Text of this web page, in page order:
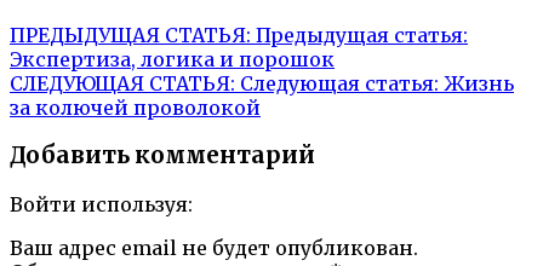
ПРЕДЫДУЩАЯ СТАТЬЯ: Предыдущая статья:
Экспертиза, логика и порошок
СЛЕДУЮЩАЯ СТАТЬЯ: Следующая статья: Жизнь
за колючей проволокой
Добавить комментарий
Войти используя:
Ваш адрес email не будет опубликован.